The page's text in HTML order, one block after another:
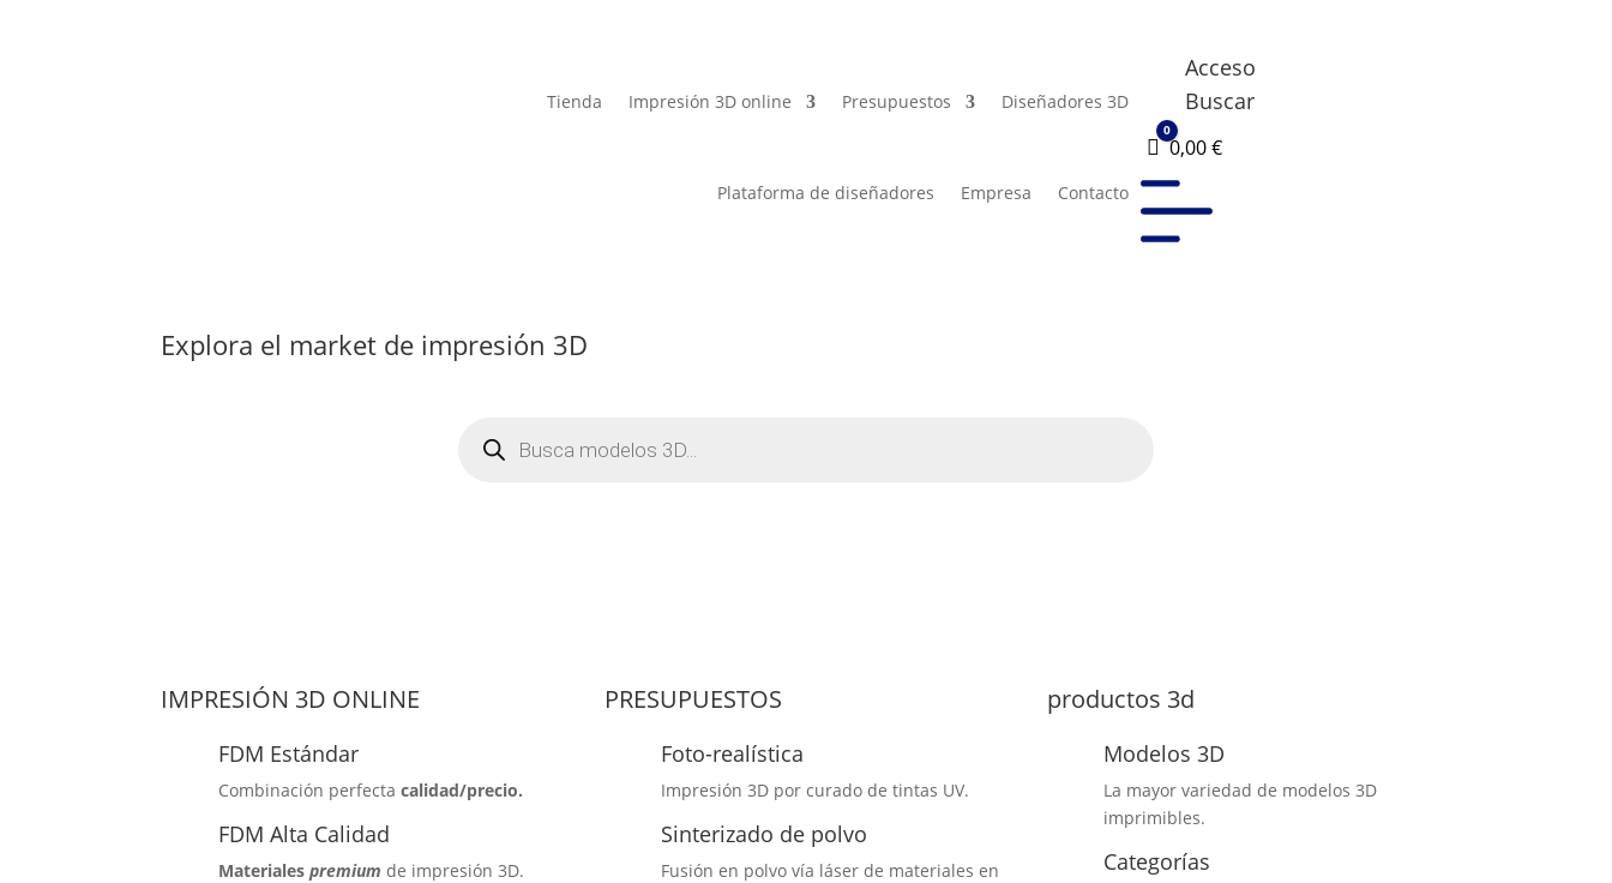
Tienda Impresión 3D online Presupuestos Diseñadores 3D
Plataforma de diseñadores Empresa Contacto
Acceso
Buscar
Carro
0
0,00€
Explora el market de impresión 3D
productos
IMPRESIÓN 3D ONLINE
FDM Estándar
Combinación perfecta calidad/precio.
FDM Alta Calidad
Materiales premium de impresión 3D.
PRESUPUESTOS
Foto-realística
Impresión 3D por curado de tintas UV.
Sinterizado de polvo
Fusión en polvo vía láser de materiales en
productos 3d
Modelos 3D
La mayor variedad de modelos 3D
imprimibles.
Categorías